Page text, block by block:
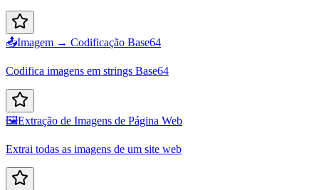
📤Imagem → Codificação Base64
Codifica imagens em strings Base64
🖼️Extração de Imagens de Página Web
Extrai todas as imagens de um site web